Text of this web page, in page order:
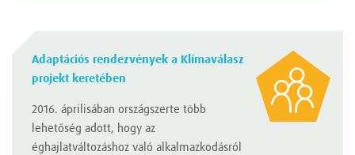
Adaptációs rendezvények a Klímaválasz
projekt keretében
2016. áprilisában országszerte több
lehetőség adott, hogy az
éghajlatváltozáshoz való alkalmazkodásról